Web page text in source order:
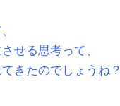
せる思考って、
きたのでしょうね？